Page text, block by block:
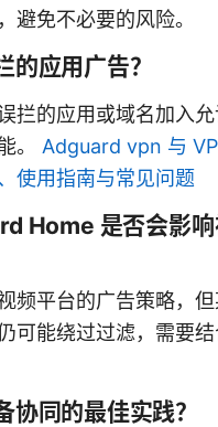
避免不必要的风险。
的应用广告？
拦的应用或域名加入
。 Adguard vpn 与
使用指南与常见问题
Home 是否会影
频平台的广告策略，
可能绕过过滤，需要
协同的最佳实践？